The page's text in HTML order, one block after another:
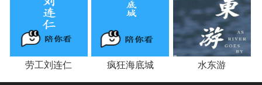
劳工刘连仁 疯狂海底城 水东游